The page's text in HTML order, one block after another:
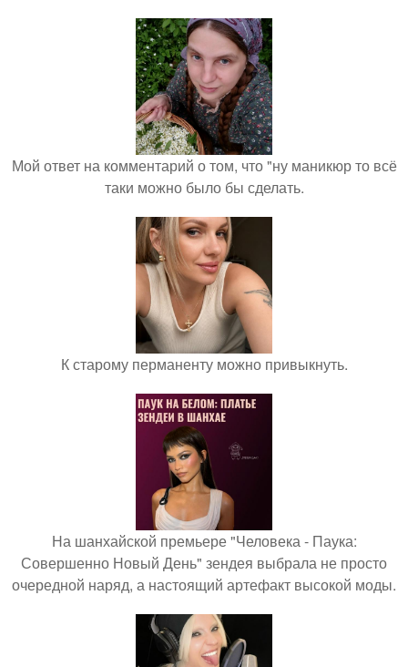
Мой ответ на комментарий о том, что "ну маникюр то всё
таки можно было бы сделать.
К старому перманенту можно привыкнуть.
На шанхайской премьере "Человека - Паука:
Совершенно Новый День" зендея выбрала не просто
очередной наряд, а настоящий артефакт высокой моды.